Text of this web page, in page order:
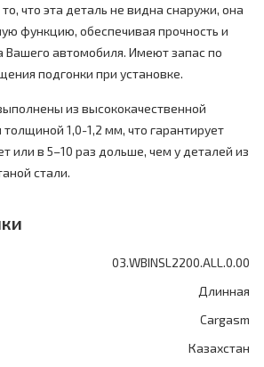
что эта деталь не видна снаружи, она
функцию, обеспечивая прочность и
Вашего автомобиля. Имеют запас по
подгонки при установке.
из высококачественной
1,0-1,2 мм, что гарантирует
или в 5–10 раз дольше, чем у деталей из
стали.
03.WBINSL2200.ALL.0.00
Длинная
Cargasm
Казахстан